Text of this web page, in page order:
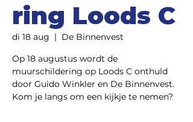
ring Loods C
di 18 aug
  |
De Binnenvest
Op 18 augustus wordt de
muurschildering op Loods C onthuld
door Guido Winkler en De Binnenvest.
Kom je langs om een kijkje te nemen?